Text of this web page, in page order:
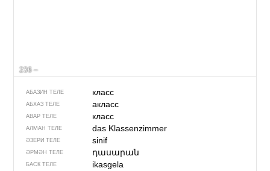
236 –
АБАЗИН ТЕЛЕ класс
АБХАЗ ТЕЛЕ акласс
АВАР ТЕЛЕ класс
АЛМАН ТЕЛЕ das Klassenzimmer
ӘЗЕРИ ТЕЛЕ sinif
ӘРМӘН ТЕЛЕ դասարան
БАСК ТЕЛЕ ikasgela